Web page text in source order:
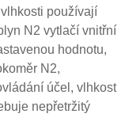
používají
N2 vytlačí vnitřní
hodnotu,
N2,
účel, vlhkost
nepřetržitý